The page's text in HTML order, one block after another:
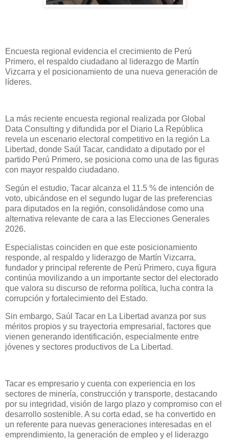
Encuesta regional evidencia el crecimiento de Perú
Primero, el respaldo ciudadano al liderazgo de Martín
Vizcarra y el posicionamiento de una nueva generación de
líderes.
La más reciente encuesta regional realizada por Global
Data Consulting y difundida por el Diario La República
revela un escenario electoral competitivo en la región La
Libertad, donde Saúl Tacar, candidato a diputado por el
partido Perú Primero, se posiciona como una de las figuras
con mayor respaldo ciudadano.
Según el estudio, Tacar alcanza el 11.5 % de intención de
voto, ubicándose en el segundo lugar de las preferencias
para diputados en la región, consolidándose como una
alternativa relevante de cara a las Elecciones Generales
2026.
Especialistas coinciden en que este posicionamiento
responde, al respaldo y liderazgo de Martín Vizcarra,
fundador y principal referente de Perú Primero, cuya figura
continúa movilizando a un importante sector del electorado
que valora su discurso de reforma política, lucha contra la
corrupción y fortalecimiento del Estado.
Sin embargo, Saúl Tacar en La Libertad avanza por sus
méritos propios y su trayectoria empresarial, factores que
vienen generando identificación, especialmente entre
jóvenes y sectores productivos de La Libertad.
Tacar es empresario y cuenta con experiencia en los
sectores de minería, construcción y transporte, destacando
por su integridad, visión de largo plazo y compromiso con el
desarrollo sostenible. A su corta edad, se ha convertido en
un referente para nuevas generaciones interesadas en el
emprendimiento, la generación de empleo y el liderazgo